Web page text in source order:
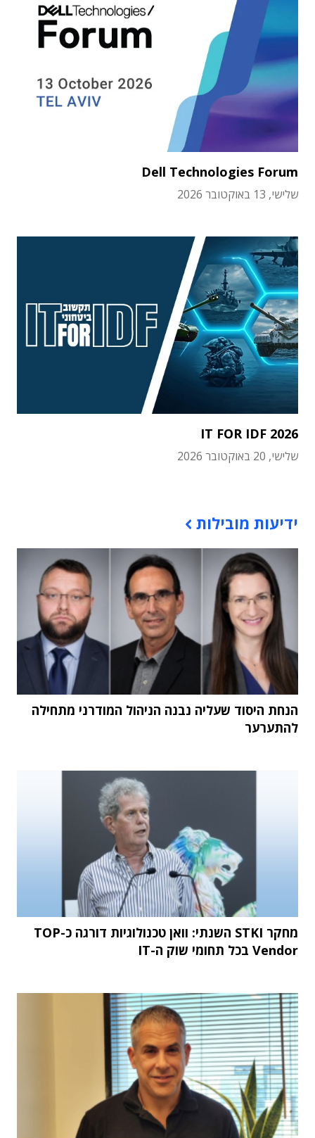
Dell Technologies Forum
שלישי, 13 באוקטובר 2026
IT FOR IDF 2026
שלישי, 20 באוקטובר 2026
ידיעות מובילות
הנחת היסוד שעליה נבנה הניהול המודרני מתחילה
להתערער
מחקר STKI השנתי: וואן טכנולוגיות דורגה כ-TOP
Vendor בכל תחומי שוק ה-IT